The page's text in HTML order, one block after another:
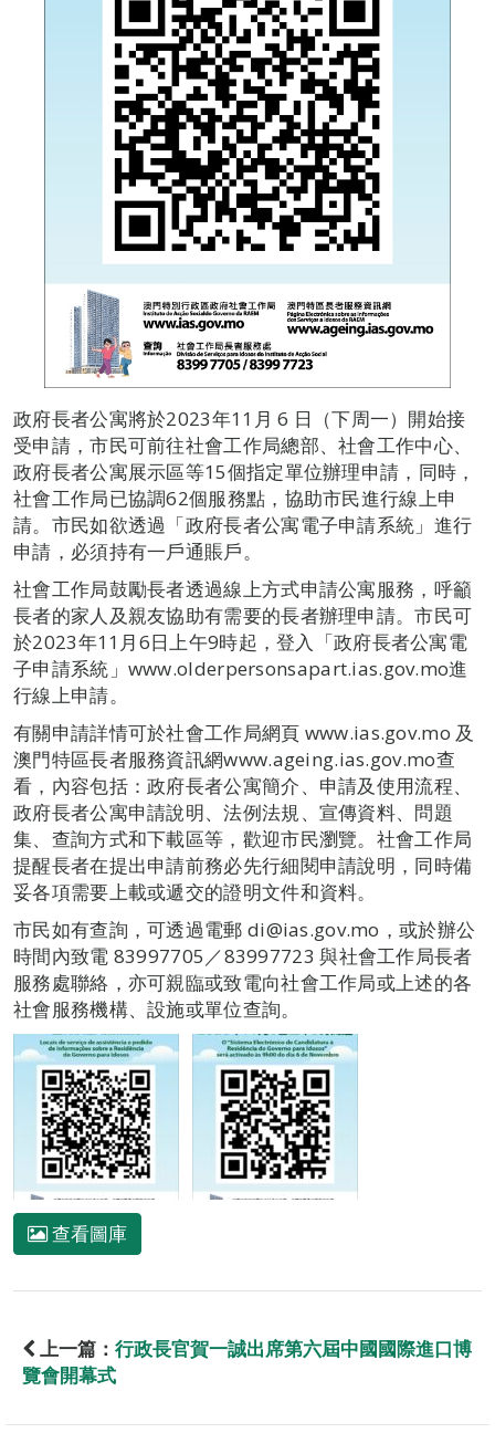
政府長者公寓將於2023年11月 6 日（下周一）開始接
受申請，市民可前往社會工作局總部、社會工作中心、
政府長者公寓展示區等15個指定單位辦理申請，同時，
社會工作局已協調62個服務點，協助市民進行線上申
請。市民如欲透過「政府長者公寓電子申請系統」進行
申請，必須持有一戶通賬戶。
社會工作局鼓勵長者透過線上方式申請公寓服務，呼籲
長者的家人及親友協助有需要的長者辦理申請。市民可
於2023年11月6日上午9時起，登入「政府長者公寓電
子申請系統」www.olderpersonsapart.ias.gov.mo進
行線上申請。
有關申請詳情可於社會工作局網頁 www.ias.gov.mo 及
澳門特區長者服務資訊網www.ageing.ias.gov.mo查
看，內容包括：政府長者公寓簡介、申請及使用流程、
政府長者公寓申請說明、法例法規、宣傳資料、問題
集、查詢方式和下載區等，歡迎市民瀏覽。社會工作局
提醒長者在提出申請前務必先行細閱申請說明，同時備
妥各項需要上載或遞交的證明文件和資料。
市民如有查詢，可透過電郵 di@ias.gov.mo，或於辦公
時間內致電 83997705／83997723 與社會工作局長者
服務處聯絡，亦可親臨或致電向社會工作局或上述的各
社會服務機構、設施或單位查詢。
查看圖庫
上一篇： 行政長官賀一誠出席第六屆中國國際進口博
覽會開幕式